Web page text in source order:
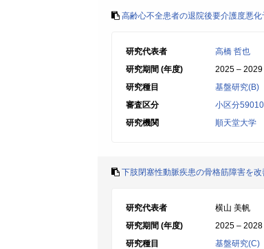
高齢心不全患者の退院後要介護度悪
研究代表者
高橋 哲也
研究期間 (年度)
2025 – 2029
研究種目
基盤研究(B)
審査区分
小区分
研究機関
順天堂大学
下肢閉塞性動脈疾患の骨格筋障害を
研究代表者
横山 美帆
研究期間 (年度)
2025 – 2028
研究種目
基盤研究(C)